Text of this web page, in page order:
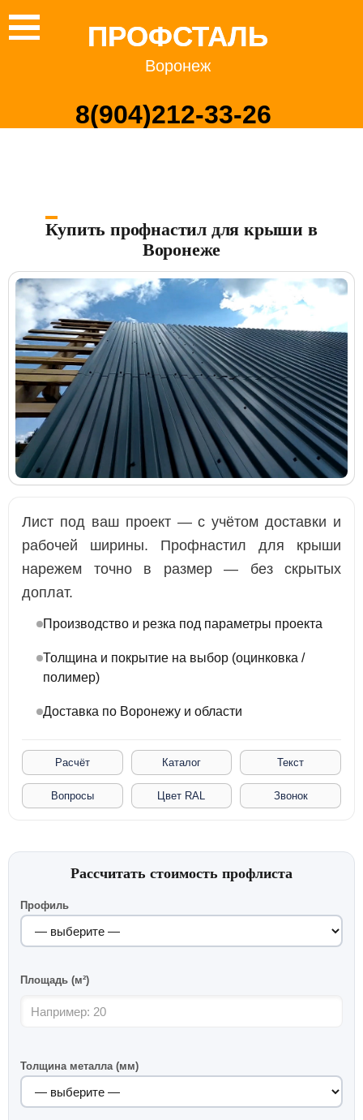
ПРОФСТАЛЬ
Воронеж
8(904)212-33-26
Купить профнастил для крыши в
Воронеже
Лист под ваш проект — с учётом доставки и
рабочей ширины. Профнастил для крыши
нарежем точно в размер — без скрытых
доплат.
Производство и резка под параметры проекта
Толщина и покрытие на выбор (оцинковка /
полимер)
Доставка по Воронежу и области
Расчёт Каталог Текст
Вопросы Цвет RAL Звонок
Рассчитать стоимость профлиста
Профиль
Площадь (м²)
Толщина металла (мм)